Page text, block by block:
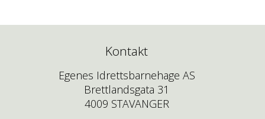
Kontakt
Egenes Idrettsbarnehage AS
Brettlandsgata 31
4009 STAVANGER